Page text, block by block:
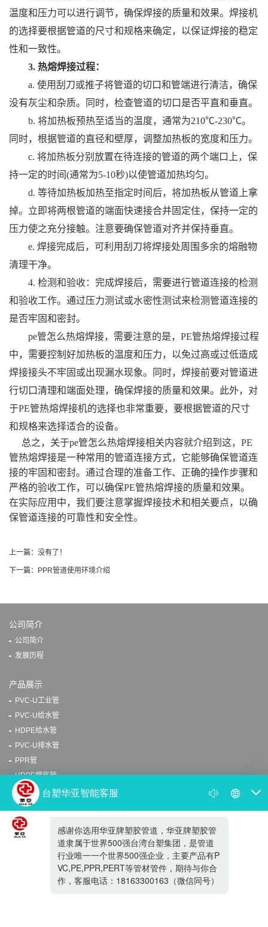
温度和压力可以进行调节，确保焊接的质量和效果。焊接机
的选择要根据管道的尺寸和规格来确定，以保证焊接的稳定
性和一致性。
3. 热熔焊接过程：
a. 使用刮刀或推子将管道的切口和管端进行清洁，确保
没有灰尘和杂质。同时，检查管道的切口是否平直和垂直。
b. 将加热板预热至适当的温度，通常为210℃-230℃。
同时，根据管道的直径和壁厚，调整加热板的宽度和压力。
c. 将加热板分别放置在待连接的管道的两个端口上，保
持一定的时间(通常为5-10秒)以使管道加热均匀。
d. 等待加热板加热至指定时间后，将加热板从管道上拿
掉。立即将两根管道的端面快速接合并固定住，保持一定的
压力使之充分接触。注意要确保管道对齐并保持垂直。
e. 焊接完成后，可利用刮刀将焊接处周围多余的熔融物
清理干净。
4. 检测和验收：完成焊接后，需要进行管道连接的检测
和验收工作。通过压力测试或水密性测试来检测管道连接的
是否牢固和密封。
pe管怎么热熔焊接，需要注意的是，PE管热熔焊接过程
中，需要控制好加热板的温度和压力，以免过高或过低造成
焊接接头不牢固或出现漏水现象。同时，焊接前要对管道进
行切口清理和端面处理，确保焊接的质量和效果。此外，对
于PE管热熔焊接机的选择也非常重要，要根据管道的尺寸
和规格来选择适合的设备。
总之，关于pe管怎么热熔焊接相关内容就介绍到这，PE
管热熔焊接是一种常用的管道连接方式，它能够确保管道连
接的牢固和密封。通过合理的准备工作、正确的操作步骤和
严格的验收工作，可以确保PE管热熔焊接的质量和效果。
在实际应用中，我们要注意掌握焊接技术和相关要点，以确
保管道连接的可靠性和安全性。
上一篇：没有了！
下一篇： PPR管道使用环境介绍
公司简介
公司简介
发展历程
产品展示
PVC-U工业管
PVC-U给水管
HDPE给水管
PVC-U排水管
PPR管
HDPE燃气管
PERT管
新闻资讯
公司新闻